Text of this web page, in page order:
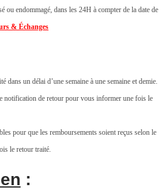
ou endommagé, dans les 24H à compter de la date de
& Échanges
dans un délai d’une semaine à une semaine et demie.
notification de retour pour vous informer une fois le
pour que les remboursements soient reçus selon le
le retour traité.
: